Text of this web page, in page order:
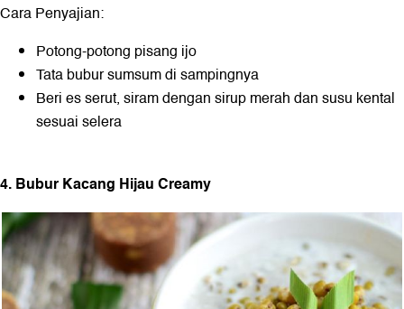
Cara Penyajian:
Potong-potong pisang ijo
Tata bubur sumsum di sampingnya
Beri es serut, siram dengan sirup merah dan susu kental
sesuai selera
4. Bubur Kacang Hijau Creamy